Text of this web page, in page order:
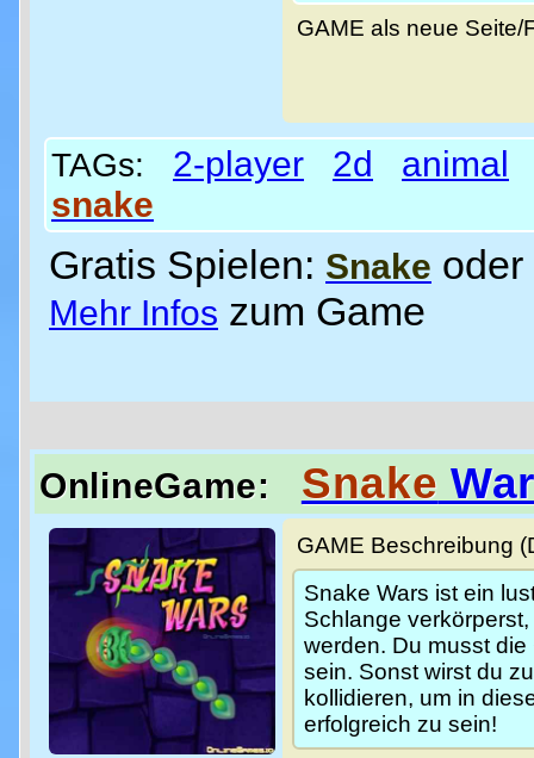
GAME als neue
TAGs: 2-player 2d
animal
snake
Gratis Spielen: Snake oder
Mehr Infos zum Game
OnlineGame: Snake
GAME Beschreibung
Snake Wars ist ein
Schlange
werden. Du musst
sein. Sonst wirst du
kollidieren, um in
erfolgreich zu sein!